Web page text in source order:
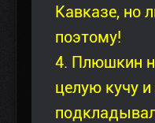
Кавказе, но
поэтому!
4. Плюшкин
целую кучу